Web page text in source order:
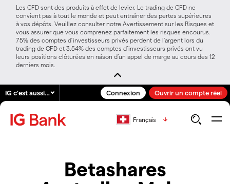
Les CFD sont des produits à effet de levier. Le trading de CFD ne
convient pas à tout le monde et peut entraîner des pertes supérieures
à vos dépôts. Veuillez consulter notre Avertissement sur les Risques et
vous assurer que vous comprenez parfaitement les risques encourus.
75% des comptes d’investisseurs privés perdent de l’argent lors du
trading de CFD et 3.54% des comptes d’investisseurs privés ont vu
leurs positions clôturées en raison d’un appel de marge au cours des 12
derniers mois.
IG c'est aussi… Connexion Ouvrir un compte réel
Français
Betashares